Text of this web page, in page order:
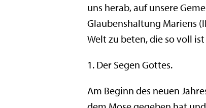
uns herab, auf unsere
Glaubenshaltung Mariens
Welt zu beten, die so voll
1. Der Segen Gottes.
Am Beginn des neuen